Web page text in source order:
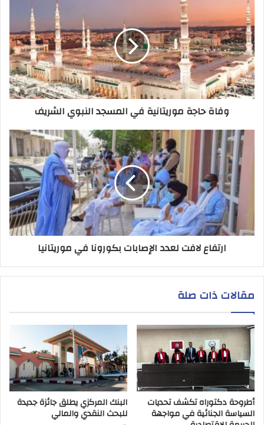
وفاة حاجة موريتانية في المسجد النبوي الشريف
ارتفاع لافت لعدد الإصابات بكورونا في موريتانيا
مقالات ذات صلة
أطروحة دكتوراه تكشف تحديات
السياسة الجنائية في مواجهة
البنك المركزي يطلق جائزة جديدة
للبحث النقدي والمالي